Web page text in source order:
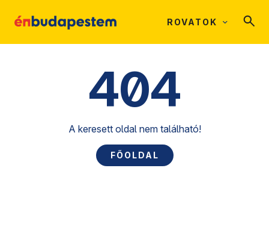
ROVATOK
404
A keresett oldal nem található!
FŐOLDAL